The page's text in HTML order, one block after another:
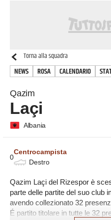
Torna alla squadra
NEWS ROSA CALENDARIO
Qazim
Laçi
Albania
0
Centrocampista
Destro
Qazim Laçi del Rizespor è
parte delle partite del suo club
avendo collezionato 32
É partito titolare in tutte le 32